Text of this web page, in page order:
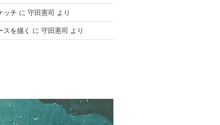
ッチ に 守田憲司 より
スを描く に 守田憲司 より